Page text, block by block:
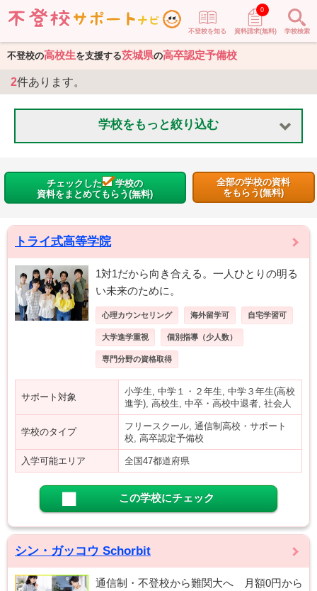
不登校を知る 資料請求(無料)
0
学校検索
不登校の高校生を支援する茨城県の高卒認定予備校
2件あります。
学校をもっと絞り込む
チェックした
学校の
資料をまとめてもらう(無料)
全部の学校の資料
をもらう(無料)
トライ式高等学院
1対1だから向き合える。一人ひとりの明る
い未来のために。
心理カウンセリング 海外留学可 自宅学習可
大学進学重視 個別指導（少人数）
専門分野の資格取得
サポート対象
小学生, 中学１・２年生, 中学３年生(高校
進学), 高校生, 中卒・高校中退者, 社会人
学校のタイプ
フリースクール, 通信制高校・サポート
校, 高卒認定予備校
入学可能エリア 全国47都道府県
この学校にチェック
シン・ガッコウ Schorbit
通信制・不登校から難関大へ 月額0円から